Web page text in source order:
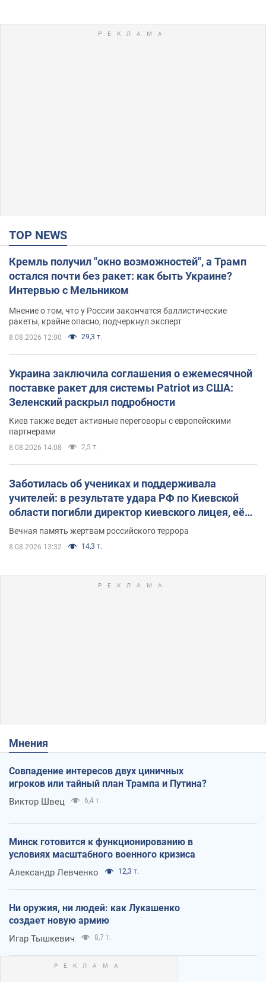
TOP NEWS
Кремль получил "окно возможностей", а Трамп
остался почти без ракет: как быть Украине?
Интервью с Мельником
Мнение о том, что у России закончатся баллистические
ракеты, крайне опасно, подчеркнул эксперт
8.08.2026 12:00 29,3 т.
Украина заключила соглашения о ежемесячной
поставке ракет для системы Patriot из США:
Зеленский раскрыл подробности
Киев также ведет активные переговоры с европейскими
партнерами
8.08.2026 14:08 2,5 т.
Заботилась об учениках и поддерживала
учителей: в результате удара РФ по Киевской
области погибли директор киевского лицея, её
муж и внук
Вечная память жертвам российского террора
8.08.2026 13:32 14,3 т.
Мнения
Совпадение интересов двух циничных
игроков или тайный план Трампа и Путина?
Виктор Швец 6,4 т.
Минск готовится к функционированию в
условиях масштабного военного кризиса
Александр Левченко 12,3 т.
Ни оружия, ни людей: как Лукашенко
создает новую армию
Игар Тышкевич 8,7 т.